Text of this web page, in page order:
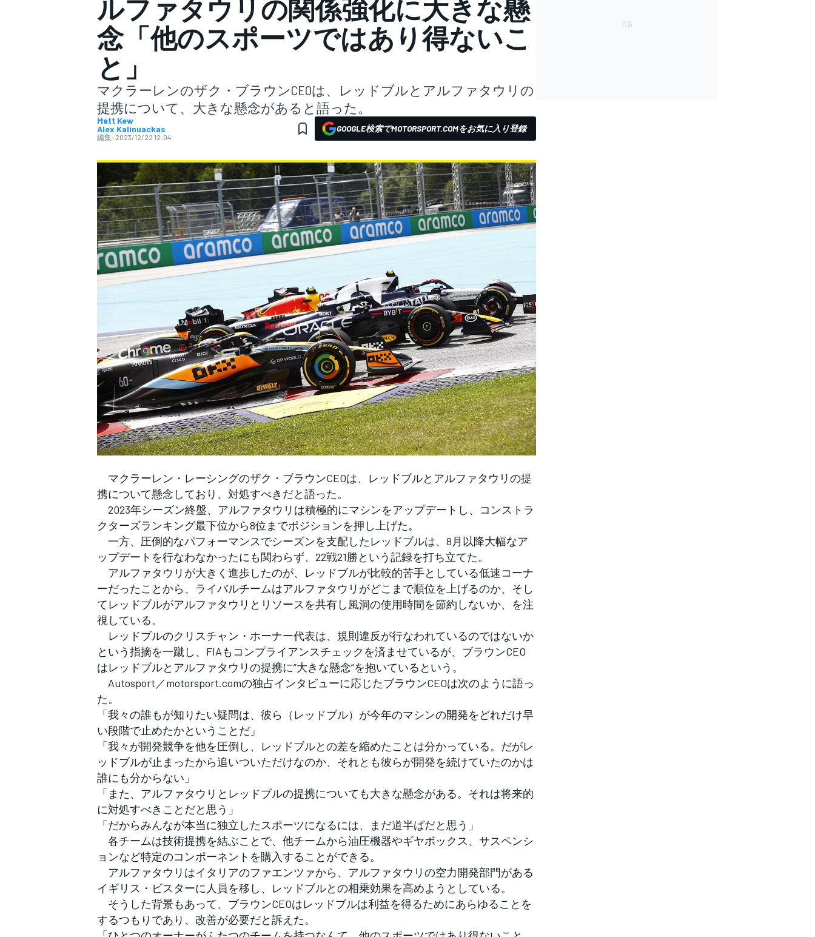
スーパーフォーミュラ
スーパーGT
WEC
フォーミュラE
ルファタウリの関係強化に大きな懸
念「他のスポーツではあり得ないこ
と」
マクラーレンのザク・ブラウンCEOは、レッドブルとアルファタウリの
提携について、大きな懸念があると語った。
Matt Kew
Alex Kalinuackas
編集: 2023/12/22 12:04
GOOGLE検索でMOTORSPORT.COMをお気に入り登録
マクラーレン・レーシングのザク・ブラウンCEOは、レッドブルとアルファタウリの提
携について懸念しており、対処すべきだと語った。
2023年シーズン終盤、アルファタウリは積極的にマシンをアップデートし、コンストラ
クターズランキング最下位から8位までポジションを押し上げた。
一方、圧倒的なパフォーマンスでシーズンを支配したレッドブルは、8月以降大幅なア
ップデートを行なわなかったにも関わらず、22戦21勝という記録を打ち立てた。
アルファタウリが大きく進歩したのが、レッドブルが比較的苦手としている低速コーナ
ーだったことから、ライバルチームはアルファタウリがどこまで順位を上げるのか、そし
てレッドブルがアルファタウリとリソースを共有し風洞の使用時間を節約しないか、を注
視している。
レッドブルのクリスチャン・ホーナー代表は、規則違反が行なわれているのではないか
という指摘を一蹴し、FIAもコンプライアンスチェックを済ませているが、ブラウンCEO
はレッドブルとアルファタウリの提携に”大きな懸念”を抱いているという。
Autosport／motorsport.comの独占インタビューに応じたブラウンCEOは次のように語っ
た。
「我々の誰もが知りたい疑問は、彼ら（レッドブル）が今年のマシンの開発をどれだけ早
い段階で止めたかということだ」
「我々が開発競争を他を圧倒し、レッドブルとの差を縮めたことは分かっている。だがレ
ッドブルが止まったから追いついただけなのか、それとも彼らが開発を続けていたのかは
誰にも分からない」
「また、アルファタウリとレッドブルの提携についても大きな懸念がある。それは将来的
に対処すべきことだと思う」
「だからみんなが本当に独立したスポーツになるには、まだ道半ばだと思う」
各チームは技術提携を結ぶことで、他チームから油圧機器やギヤボックス、サスペンシ
ョンなど特定のコンポーネントを購入することができる。
アルファタウリはイタリアのファエンツァから、アルファタウリの空力開発部門がある
イギリス・ビスターに人員を移し、レッドブルとの相乗効果を高めようとしている。
そうした背景もあって、ブラウンCEOはレッドブルは利益を得るためにあらゆることを
するつもりであり、改善が必要だと訴えた。